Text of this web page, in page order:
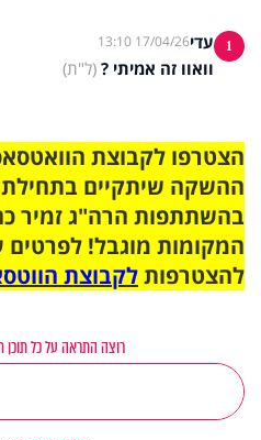
1 עדי17/04/26 13:10
וואוו זה אמיתי ? (ל"ת)
ההשקה שיתקיים
בהשתתפות הרה"ג זמיר
המקומות מוגבל! לפרטים
להצטרפותלקבוצת
רוצה התראה על כל